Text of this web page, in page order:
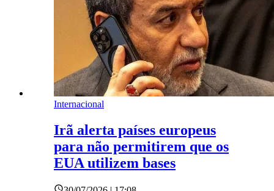
Internacional
Irã alerta países europeus
para não permitirem que os
EUA utilizem bases